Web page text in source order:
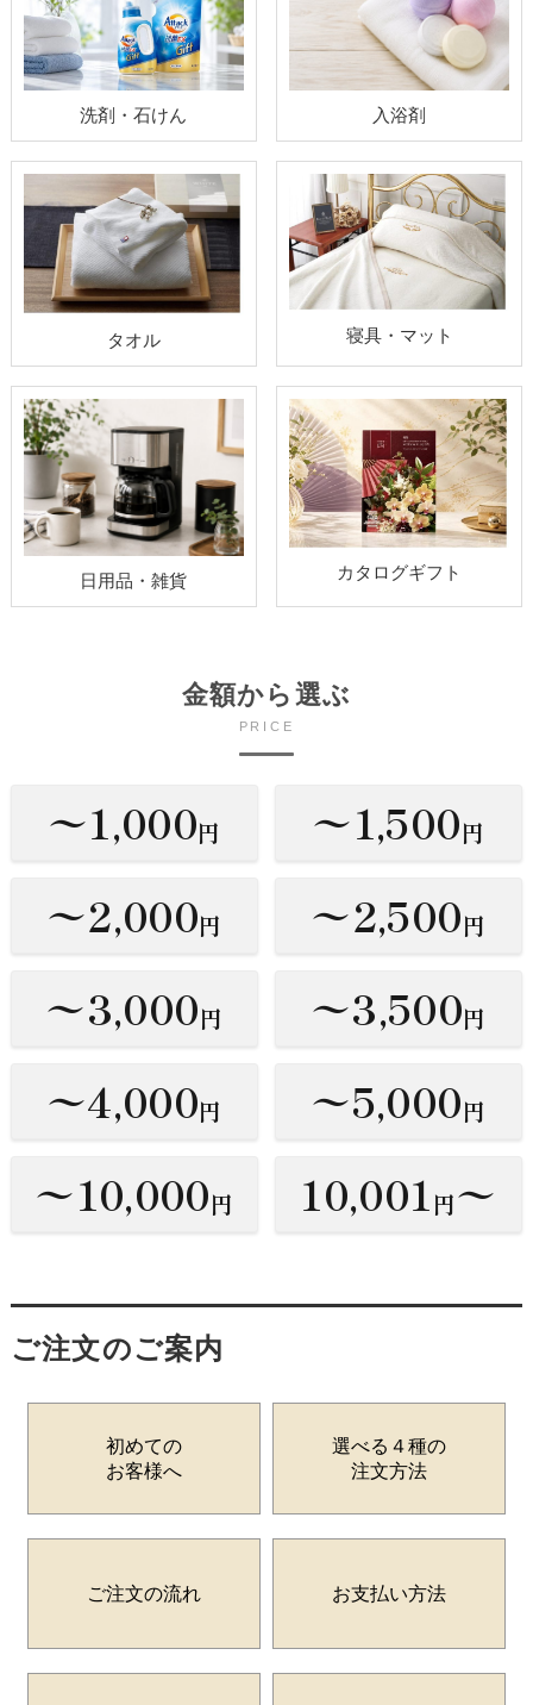
洗剤・石けん 入浴剤
タオル 寝具・マット
日用品・雑貨 カタログギフト
金額から選ぶ
PRICE
〜1,000円 〜1,500円
〜2,000円 〜2,500円
〜3,000円 〜3,500円
〜4,000円 〜5,000円
〜10,000円 10,001円〜
ご注文のご案内
初めての
お客様へ
選べる４種の
注文方法
ご注文の流れ お支払い方法